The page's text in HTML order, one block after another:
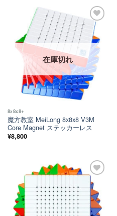
ほし
い！
在庫切れ
8x8x8+
魔方教室 MeiLong 8x8x8 V3M
Core Magnet ステッカーレス
¥8,800
ほし
い！